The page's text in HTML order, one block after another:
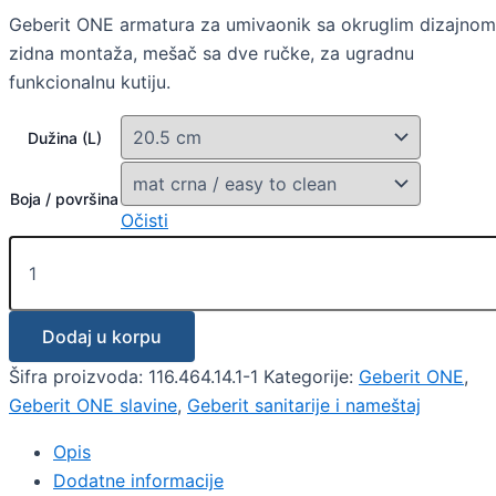
Geberit ONE armatura za umivaonik sa okruglim
zidna montaža, mešač sa dve ručke, za ugradnu
funkcionalnu kutiju.
Dužina (L)
Boja / površina
Očisti
Dodaj u korpu
Šifra proizvoda: 116.464.14.1-1 Kategorije: Geberit ONE,
Geberit ONE slavine, Geberit sanitarije i nameštaj
Opis
Dodatne informacije